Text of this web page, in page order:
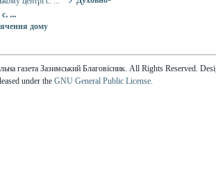
...
дому
газета Зазимський Благовісник. All Rights Reserved.
under the GNU General Public License.